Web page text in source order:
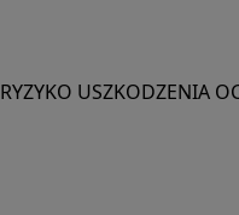
RYZYKO USZKODZENIA